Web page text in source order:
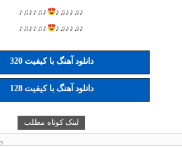
♪♫♪♪♫♪
♪♫♪♪♫♪
♪♫♪♪♫♪
♪♫♪♪♫♪
دانلود آهنگ با کیفیت 320
دانلود آهنگ با کیفیت 128
لینک کوتاه مطلب